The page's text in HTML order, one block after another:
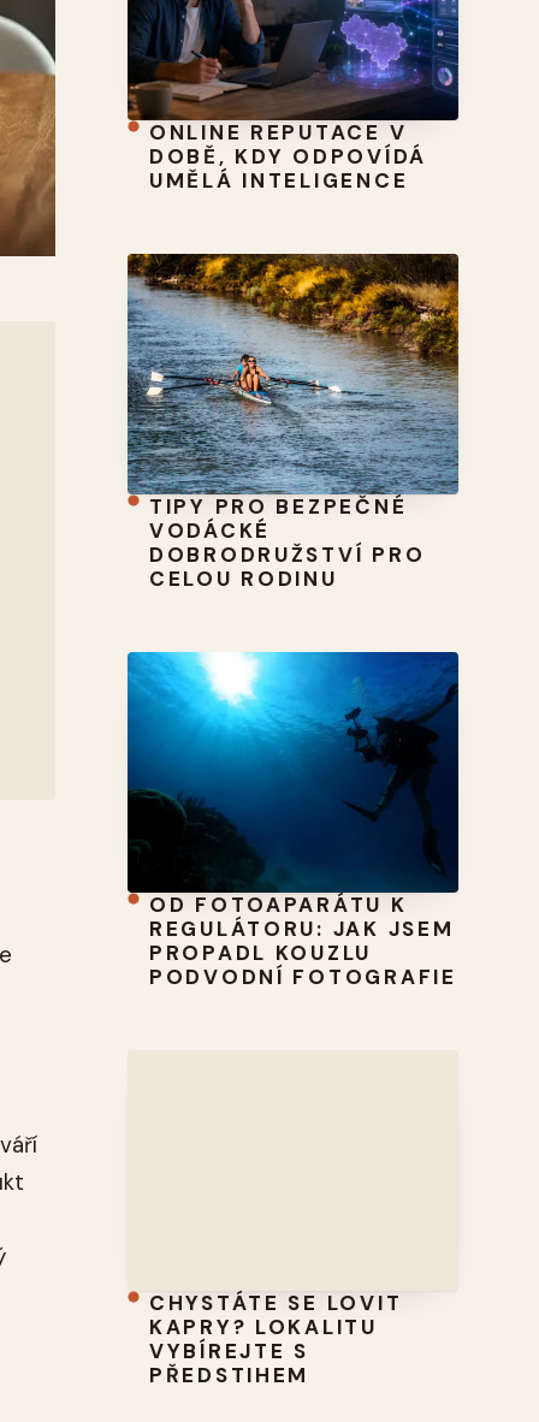
ONLINE REPUTACE V
DOBĚ, KDY ODPOVÍDÁ
UMĚLÁ INTELIGENCE
TIPY PRO BEZPEČNÉ
VODÁCKÉ
DOBRODRUŽSTVÍ PRO
CELOU RODINU
OD FOTOAPARÁTU K
REGULÁTORU: JAK JSEM
PROPADL KOUZLU
PODVODNÍ FOTOGRAFIE
CHYSTÁTE SE LOVIT
KAPRY? LOKALITU
VYBÍREJTE S
PŘEDSTIHEM